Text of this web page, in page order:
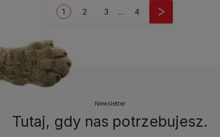
Stronicowanie
Bieżąca strona
1 Strona
2 Strona
3 … Ostatnia strona
4
Newsletter
Tutaj, gdy nas potrzebujesz.